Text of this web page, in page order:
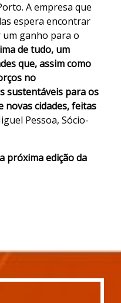
A empresa que
espera encontrar
ganho para o
de tudo, um
que, assim como
no
sustentáveis para os
novas cidades, feitas
Pessoa, Sócio-
próxima edição da